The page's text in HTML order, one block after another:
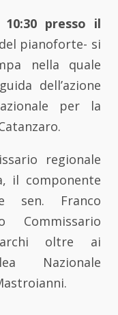
presso il
pianoforte- si
nella quale
dell’azione
per la
regionale
il componente
sen. Franco
oltre ai
Nazionale